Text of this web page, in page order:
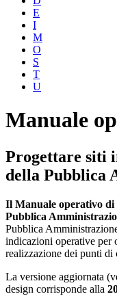
E
I
M
O
S
T
U
Manuale
Progettare siti
della Pubblica
Il Manuale operativo di
Pubblica
Pubblica
indicazioni operative per
realizzazione dei punti di
La versione aggiornata
design corrisponde alla